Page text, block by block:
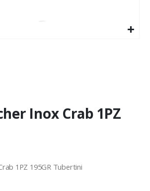
Inox Crab 1PZ
1PZ 195GR Tubertini